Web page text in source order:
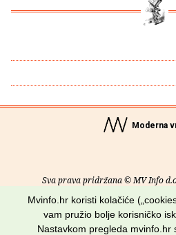
Moderna
Sva prava pridržana © MV Info
O nama• Pomoć• Uvjeti
Potraži nas
Mvinfo.hr koristi kolačiće
vam pružio bolje korisničko
Nastavkom pregleda mvinfo.hr